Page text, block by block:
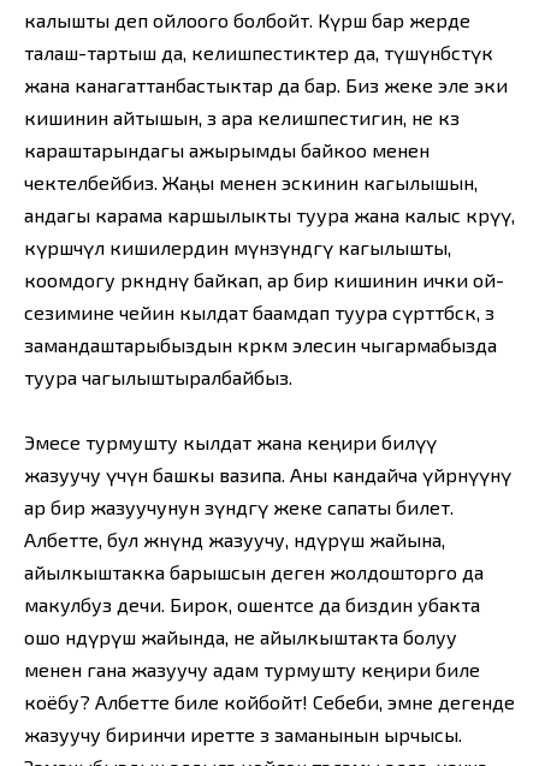
калышты деп ойлоого болбойт. Күрөш бар жерде
талаш-тартыш да, келишпестиктер да, түшүнбөстүк
жана канагаттанбастыктар да бар. Биз жеке эле эки
кишинин айтышын, өз ара келишпестигин, не көз
караштарындагы ажырымды байкоо менен
чектелбейбиз. Жаңы менен эскинин кагылышын,
андагы карама каршылыкты туура жана калыс көрүү,
күрөшчүл кишилердин мүнөзүндөгү кагылышты,
коомдогу өркөндөөнү байкап, ар бир кишинин ички ой-
сезимине чейин кылдат баамдап туура сүрөттөбөсөк, өз
замандаштарыбыздын көркөм элесин чыгармабызда
туура чагылыштыралбайбыз.
Эмесе турмушту кылдат жана кеңири билүү
жазуучу үчүн башкы вазипа. Аны кандайча үйрөнүүнү
ар бир жазуучунун өзүндөгү жеке сапаты билет.
Албетте, бул жөнүндө жазуучу, өндүрүш жайына,
айылкыштакка барышсын деген жолдошторго да
макулбуз дечи. Бирок, ошентсе да биздин убакта
ошо өндүрүш жайында, не айылкыштакта болуу
менен гана жазуучу адам турмушту кеңири биле
коёбу? Албетте биле койбойт! Себеби, эмне дегенде
жазуучу биринчи иретте өз заманынын ырчысы.